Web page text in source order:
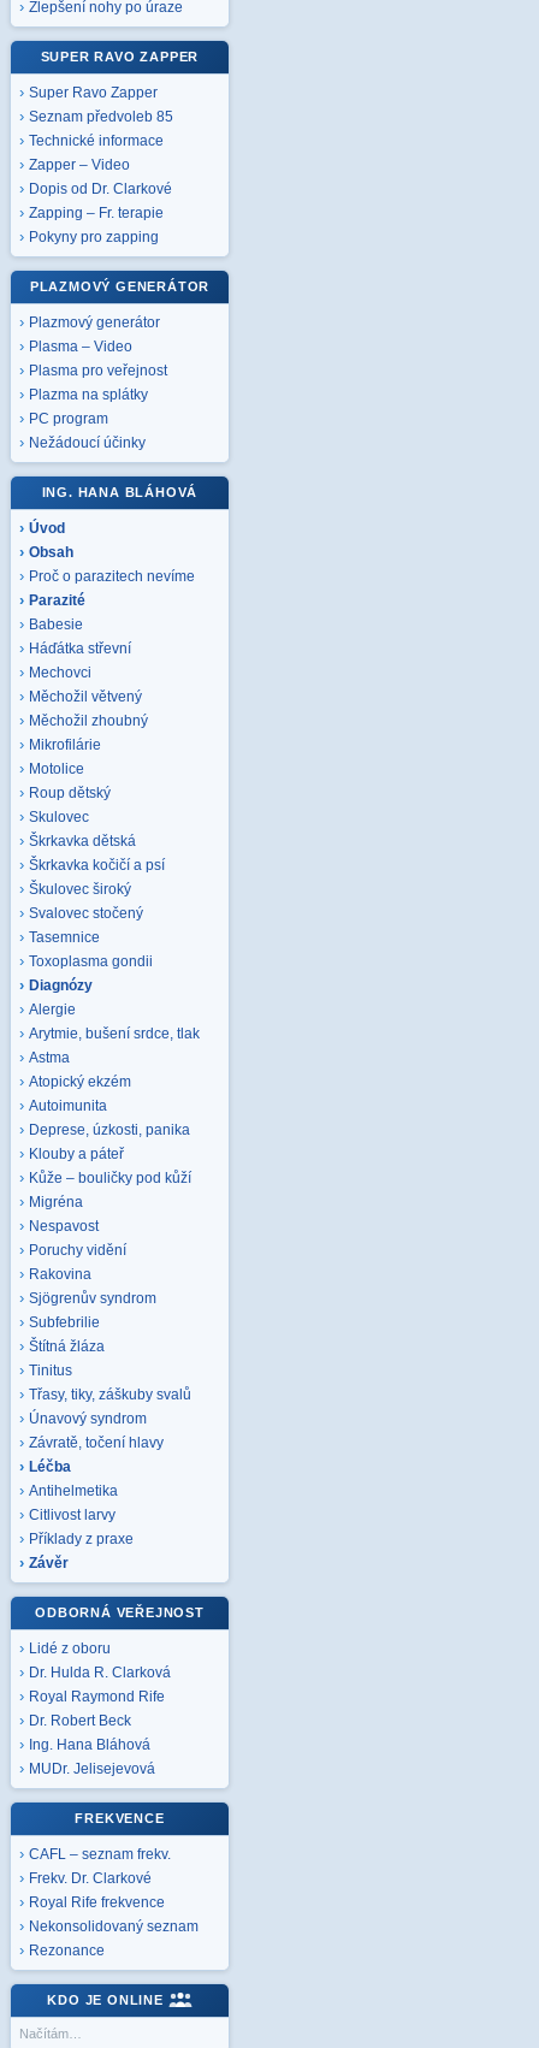
Zlepšení nohy po úraze
SUPER RAVO ZAPPER
Super Ravo Zapper
Seznam předvoleb 85
Technické informace
Zapper – Video
Dopis od Dr. Clarkové
Zapping – Fr. terapie
Pokyny pro zapping
PLAZMOVÝ GENERÁTOR
Plazmový generátor
Plasma – Video
Plasma pro veřejnost
Plazma na splátky
PC program
Nežádoucí účinky
ING. HANA BLÁHOVÁ
Úvod
Obsah
Proč o parazitech nevíme
Parazité
Babesie
Háďátka střevní
Mechovci
Měchožil větvený
Měchožil zhoubný
Mikrofilárie
Motolice
Roup dětský
Skulovec
Škrkavka dětská
Škrkavka kočičí a psí
Škulovec široký
Svalovec stočený
Tasemnice
Toxoplasma gondii
Diagnózy
Alergie
Arytmie, bušení srdce, tlak
Astma
Atopický ekzém
Autoimunita
Deprese, úzkosti, panika
Klouby a páteř
Kůže – bouličky pod kůží
Migréna
Nespavost
Poruchy vidění
Rakovina
Sjögrenův syndrom
Subfebrilie
Štítná žláza
Tinitus
Třasy, tiky, záškuby svalů
Únavový syndrom
Závratě, točení hlavy
Léčba
Antihelmetika
Citlivost larvy
Příklady z praxe
Závěr
ODBORNÁ VEŘEJNOST
Lidé z oboru
Dr. Hulda R. Clarková
Royal Raymond Rife
Dr. Robert Beck
Ing. Hana Bláhová
MUDr. Jelisejevová
FREKVENCE
CAFL – seznam frekv.
Frekv. Dr. Clarkové
Royal Rife frekvence
Nekonsolidovaný seznam
Rezonance
KDO JE ONLINE
Načítám…